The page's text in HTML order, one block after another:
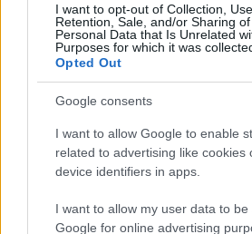
I want to opt-out of Collection, Use,
Retention, Sale, and/or Sharing
Personal Data that Is Unrelated
Purposes for which it was
Opted Out
Google consents
I want to allow Google to enable
related to advertising like cookies
device identifiers in apps.
I want to allow my user data to be
Google for online advertising
τόπου σε ένα περιβάλλον που
ανεπιτήδευτη κομψότητα και
Pomelo: Μια νέα
μεζέ
αποφεύγει τις
μια κλασική ταβέρνα ούτε